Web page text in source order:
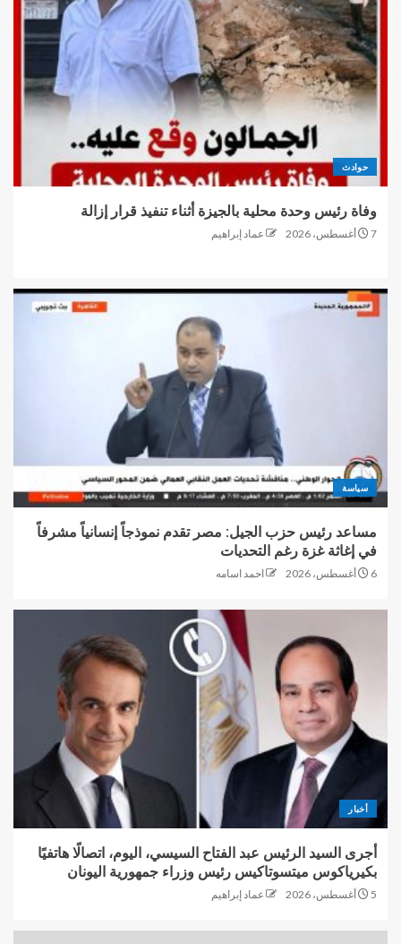
حوادث
وفاة رئيس وحدة محلية بالجيزة أثناء تنفيذ قرار إزالة
7 أغسطس، 2026 عماد إبراهيم
سياسة
مساعد رئيس حزب الجيل: مصر تقدم نموذجاً إنسانياً مشرفاً
في إغاثة غزة رغم التحديات
6 أغسطس، 2026 احمد اسامه
أخبار
أجرى السيد الرئيس عبد الفتاح السيسي، اليوم، اتصالًا هاتفيًا
بكيرياكوس ميتسوتاكيس رئيس وزراء جمهورية اليونان
5 أغسطس، 2026 عماد إبراهيم